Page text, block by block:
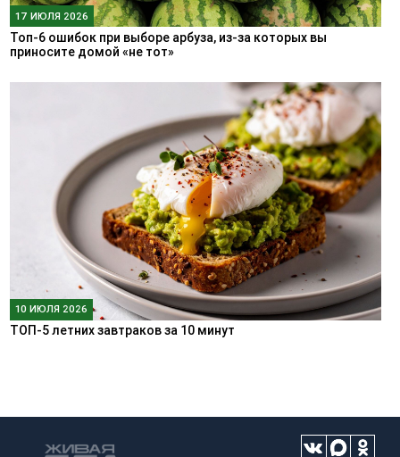
17 ИЮЛЯ 2026
Топ-6 ошибок при выборе арбуза, из-за которых вы
приносите домой «не тот»
10 ИЮЛЯ 2026
ТОП-5 летних завтраков за 10 минут